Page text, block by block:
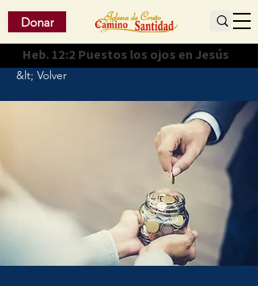
Donar
Heb. 12:2 Puestos los ojos en Jesús
&lt; Volver